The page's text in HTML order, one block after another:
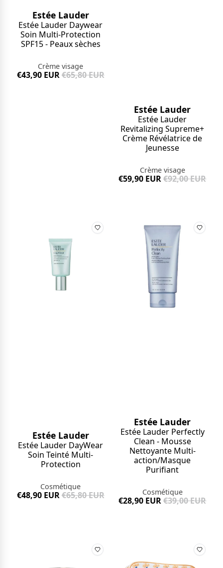
Estée Lauder
Estée Lauder Daywear
Soin Multi-Protection
SPF15 - Peaux sèches
Crème visage
€43,90 EUR€65,80 EUR
Estée Lauder
Estée Lauder
Revitalizing Supreme+
Crème Révélatrice de
Jeunesse
Crème visage
€59,90 EUR€92,00 EUR
Estée Lauder
Estée Lauder DayWear
Soin Teinté Multi-
Protection
Cosmétique
€48,90 EUR€65,80 EUR
Estée Lauder
Estée Lauder Perfectly
Clean - Mousse
Nettoyante Multi-
action/Masque
Purifiant
Cosmétique
€28,90 EUR€39,00 EUR